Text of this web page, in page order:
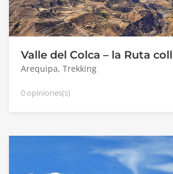
Valle del Colca – la Ruta
Arequipa, Trekking
0 opiniones(s)